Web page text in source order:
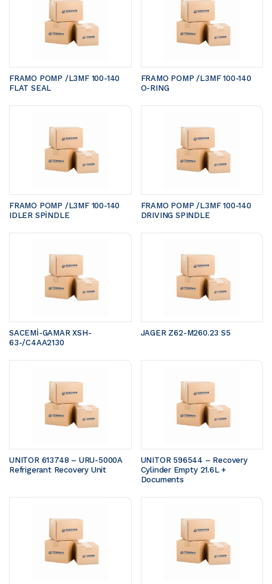
FRAMO POMP /L3MF 100-140
FLAT SEAL
FRAMO POMP /L3MF 100-140
O-RING
FRAMO POMP /L3MF 100-140
IDLER SPİNDLE
FRAMO POMP /L3MF 100-140
DRIVING SPINDLE
SACEMİ-GAMAR XSH-
63-/C4AA2130
JAGER Z62-M260.23 S5
UNITOR 613748 – URU-5000A
Refrigerant Recovery Unit
UNITOR 596544 – Recovery
Cylinder Empty 21.6L +
Documents